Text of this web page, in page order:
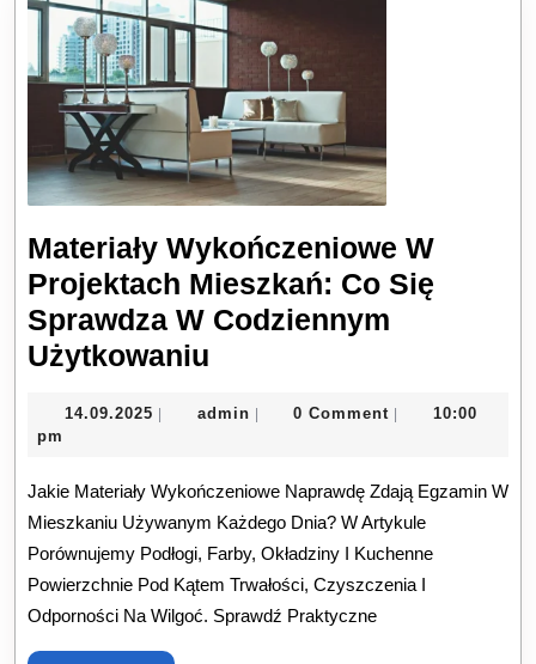
Materiały Wykończeniowe W
Projektach Mieszkań: Co Się
Sprawdza W Codziennym
Użytkowaniu
W
Mieszkań:
Co
Się
Sprawdza
14.09.2025 14.09.2025
| adminadmin
| 0 Comment |
10:00
pm
Jakie Materiały Wykończeniowe Naprawdę Zdają Egzamin W
Mieszkaniu Używanym Każdego Dnia? W Artykule
Porównujemy Podłogi, Farby, Okładziny I Kuchenne
Powierzchnie Pod Kątem Trwałości, Czyszczenia I
Odporności Na Wilgoć. Sprawdź Praktyczne